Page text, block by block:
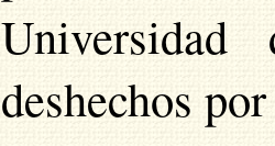
deshechos